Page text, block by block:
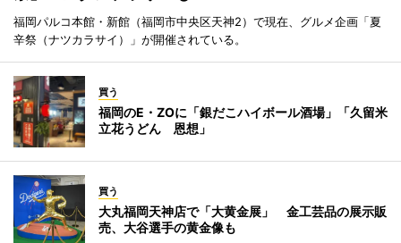
福岡パルコ本館・新館（福岡市中央区天神2）で現在、グルメ企画「夏
辛祭（ナツカラサイ）」が開催されている。
買う
福岡のE・ZOに「銀だこハイボール酒場」「久留米
立花うどん 恩想」
買う
大丸福岡天神店で「大黄金展」 金工芸品の展示販
売、大谷選手の黄金像も